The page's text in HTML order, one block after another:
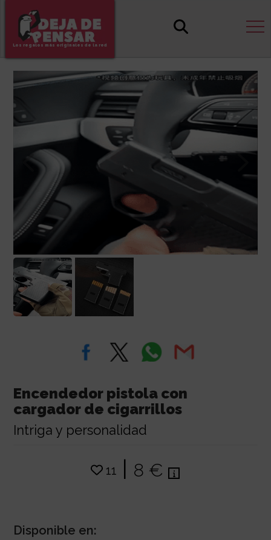
Los regalos más originales de la red
Encendedor pistola con
cargador de cigarrillos
Intriga y personalidad
11 | 8 €
Disponible en: